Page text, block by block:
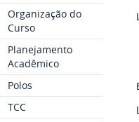
Organização do
Curso
Planejamento
Acadêmico
Polos
TCC